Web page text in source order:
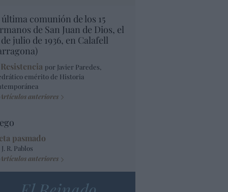
comunión de los 15
de San Juan de Dios, el
de julio de 1936, en Calafell
por Javier Paredes,
emérito de Historia
Artículos anteriores
pasmado
R. Pablos
Artículos anteriores